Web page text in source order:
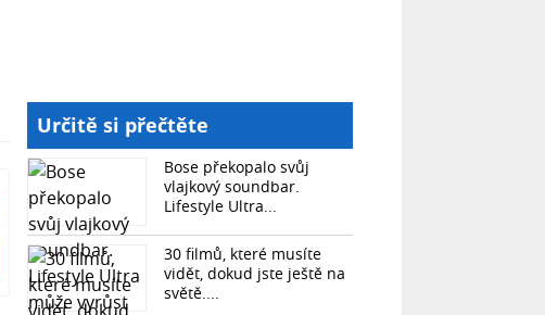
Určitě si přečtěte
Bose překopalo svůj
vlajkový soundbar.
Lifestyle Ultra...
30 filmů, které musíte
vidět, dokud jste ještě na
světě....